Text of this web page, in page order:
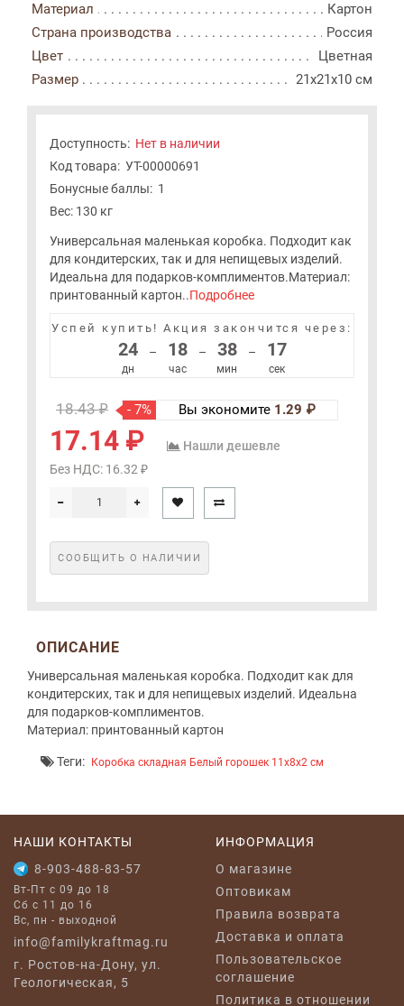
Материал
Картон
Страна производства
Россия
Цвет
Цветная
Размер
21x21x10 см
Доступность: Нет в наличии
Код товара: УТ-00000691
Бонусные баллы: 1
Вес: 130 кг
Универсальная маленькая коробка. Подходит как
для кондитерских, так и для непищевых изделий.
Идеальна для подарков-комплиментов.Материал:
принтованный картон..Подробнее
Успей купить!Акция закончится через:
24
дн
– 18
час
– 38
мин
– 17
сек
18.43 ₽ - 7% Вы экономите 1.29 ₽
17.14 ₽
Нашли дешевле
Без НДС: 16.32 ₽
СООБЩИТЬ О НАЛИЧИИ
ОПИСАНИЕ
Универсальная маленькая коробка. Подходит как для
кондитерских, так и для непищевых изделий. Идеальна
для подарков-комплиментов.
Материал: принтованный картон
Теги: Коробка складная Белый горошек 11x8x2 см
НАШИ КОНТАКТЫ
8-903-488-83-57
Вт-Пт с 09 до 18
Сб с 11 до 16
Вс, пн - выходной
info@familykraftmag.ru
г. Ростов-на-Дону, ул.
Геологическая, 5
ИНФОРМАЦИЯ
O магазине
Оптовикам
Правила возврата
Доставка и оплата
Пользовательское
соглашение
Политика в отношении